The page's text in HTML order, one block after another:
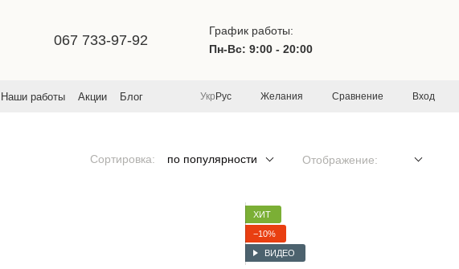
067 733-97-92
График работы:
Пн-Вс: 9:00 - 20:00
Наши работы Акции
Блог
Укр Рус Желания Сравнение Вход
Сортировка: по популярности Отображение:
ХИТ
−10%
ВИДЕО